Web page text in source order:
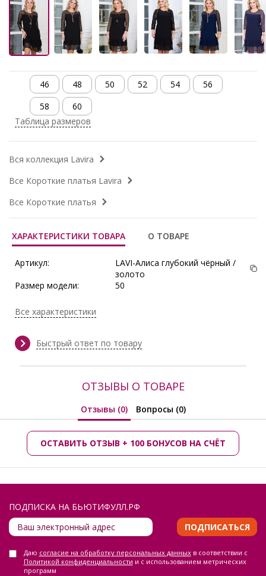
46 48 50 52 54
56
58
60
Таблица размеров
Вся коллекция Lavira
Все Короткие платья Lavira
Все Короткие платья
ХАРАКТЕРИСТИКИ ТОВАРА О ТОВАРЕ
Артикул:
LAVI-Алиса глубокий чёрный /
золото
Размер модели:
50
Состав:
Сезон:
Осень/Зима
Производитель:
Все характеристики
Быстрый ответ по товару
ОТЗЫВЫ О ТОВАРЕ
Отзывы (0) Вопросы (0)
ОСТАВИТЬ ОТЗЫВ + 100 БОНУСОВ НА СЧЁТ
ПОДПИСКА НА БЬЮТИФУЛЛ.РФ
ПОДПИСАТЬСЯ
Даю согласие на обработку персональных данныхв соответствии с
Политикой конфиденциальности и с использованием метрических
программ